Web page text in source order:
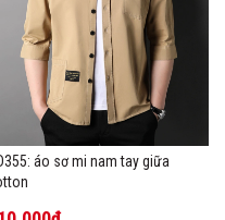
áo sơ mi nam tay giữa